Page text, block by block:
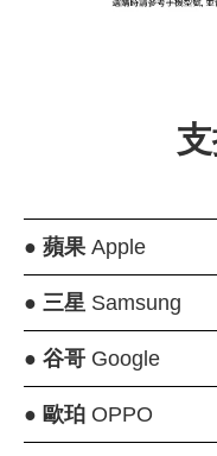
● 蘋果Apple
● 三星 Samsung
● 谷哥Google
● 歐珀OPPO